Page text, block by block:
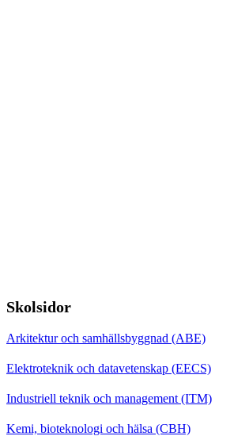
Skolsidor
Arkitektur och samhällsbyggnad (ABE)
Elektroteknik och datavetenskap (EECS)
Industriell teknik och management (ITM)
Kemi, bioteknologi och hälsa (CBH)